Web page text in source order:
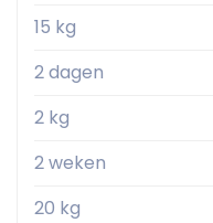
15 kg
2 dagen
2 kg
2 weken
20 kg